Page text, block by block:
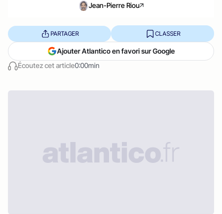
Jean-Pierre Riou
Écoutez cet article0:00min
PARTAGER CLASSER
Ajouter Atlantico en favori sur Google